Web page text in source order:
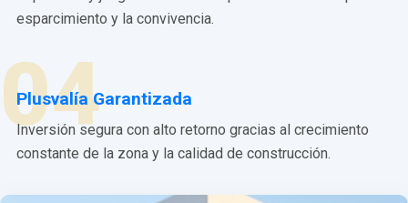
esparcimiento y la convivencia.
04
Plusvalía Garantizada
Inversión segura con alto retorno gracias al crecimiento
constante de la zona y la calidad de construcción.